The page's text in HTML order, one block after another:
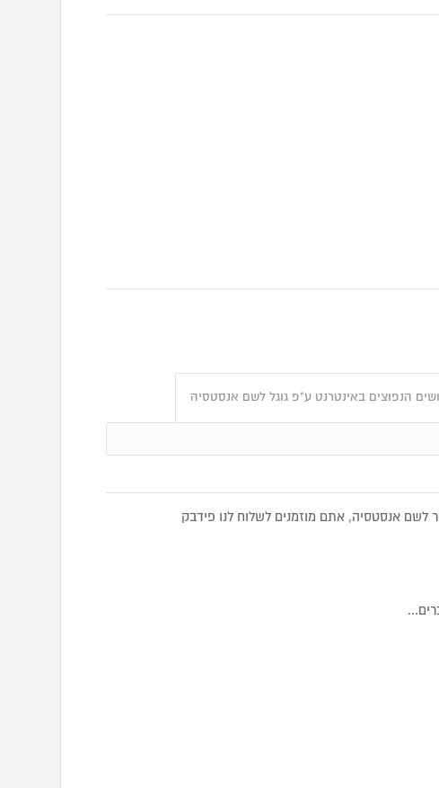
הנפוצים באינטרנט ע"פ גוגל לשם אנסטסיה
אנסטסיה, אתם מוזמנים לשלוח לנו פידבק